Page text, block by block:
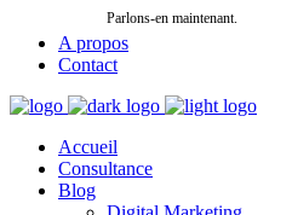
Parlons-en maintenant.
A propos
Contact
Accueil
Consultance
Blog